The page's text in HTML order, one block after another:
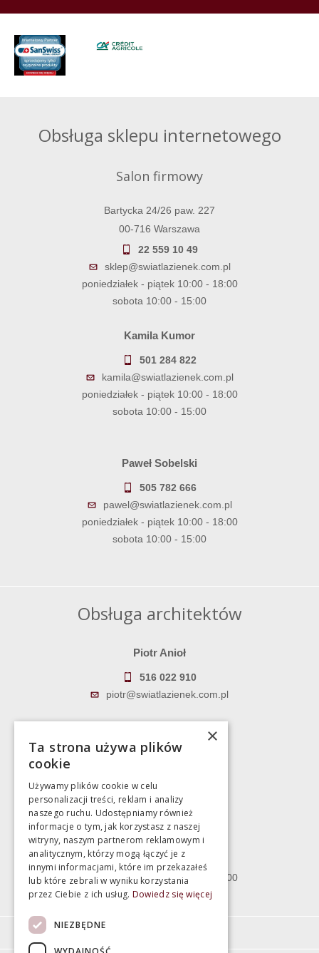
Obsługa sklepu internetowego
Salon firmowy
Bartycka 24/26 paw. 227
00-716 Warszawa
22 559 10 49
sklep@swiatlazienek.com.pl
poniedziałek - piątek 10:00 - 18:00
sobota 10:00 - 15:00
Kamila Kumor
501 284 822
kamila@swiatlazienek.com.pl
poniedziałek - piątek 10:00 - 18:00
sobota 10:00 - 15:00
Paweł Sobelski
505 782 666
pawel@swiatlazienek.com.pl
poniedziałek - piątek 10:00 - 18:00
sobota 10:00 - 15:00
Obsługa architektów
Piotr Anioł
516 022 910
piotr@swiatlazienek.com.pl
783 043 083
Magazyn
Bartycka 24/26 Hala 100
00-716 Warszawa
poniedziałek - piątek 10:00 - 18:00
sobota 10:00 - 15:00
×
Ta strona używa plików
cookie
Używamy plików cookie w celu
personalizacji treści, reklam i analizy
naszego ruchu. Udostępniamy również
informacje o tym, jak korzystasz z naszej
witryny, naszym partnerom reklamowym i
analitycznym, którzy mogą łączyć je z
innymi informacjami, które im przekazałeś
lub które zebrali w wyniku korzystania
przez Ciebie z ich usług. Dowiedz się więcej
NIEZBĘDNE